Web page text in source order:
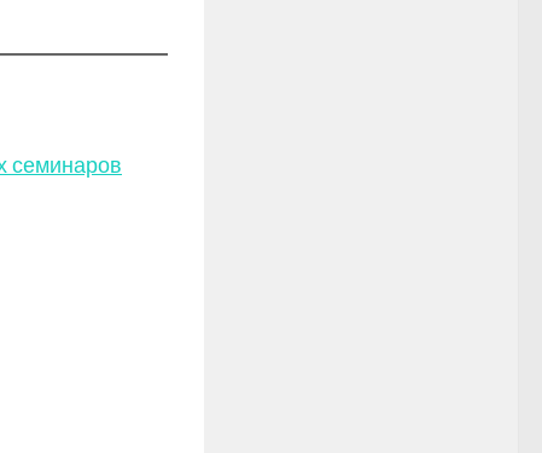
семинаров